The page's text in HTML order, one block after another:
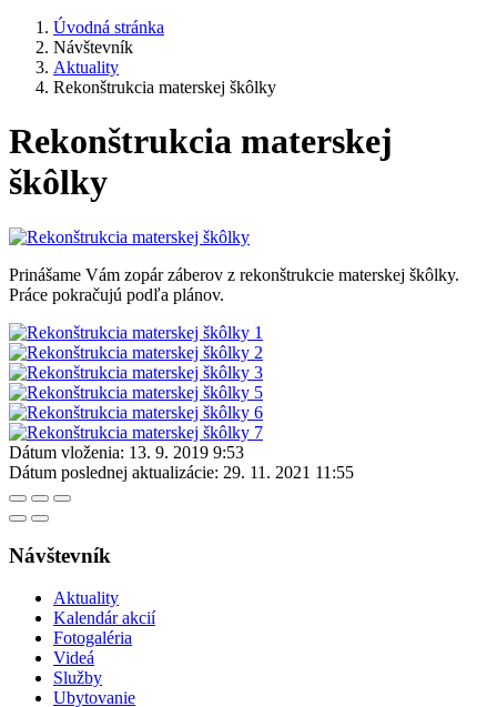
Úvodná stránka
Návštevník
Aktuality
Rekonštrukcia materskej škôlky
Rekonštrukcia materskej
škôlky
Prinášame Vám zopár záberov z rekonštrukcie materskej škôlky.
Práce pokračujú podľa plánov.
Dátum vloženia: 13. 9. 2019 9:53
Dátum poslednej aktualizácie: 29. 11. 2021 11:55
Návštevník
Aktuality
Kalendár akcií
Fotogaléria
Videá
Služby
Ubytovanie